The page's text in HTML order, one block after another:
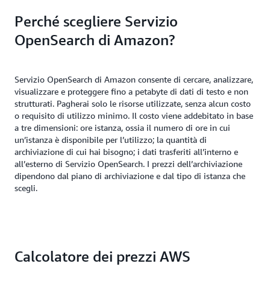
Perché scegliere Servizio
OpenSearch di Amazon?
Servizio OpenSearch di Amazon consente di cercare, analizzare,
visualizzare e proteggere fino a petabyte di dati di testo e non
strutturati. Pagherai solo le risorse utilizzate, senza alcun costo
o requisito di utilizzo minimo. Il costo viene addebitato in base
a tre dimensioni: ore istanza, ossia il numero di ore in cui
un’istanza è disponibile per l’utilizzo; la quantità di
archiviazione di cui hai bisogno; i dati trasferiti all’interno e
all’esterno di Servizio OpenSearch. I prezzi dell’archiviazione
dipendono dal piano di archiviazione e dal tipo di istanza che
scegli.
Calcolatore dei prezzi AWS